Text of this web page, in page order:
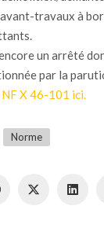
travaux à
un arrêté
par la
X 46-101 ici.
Norme